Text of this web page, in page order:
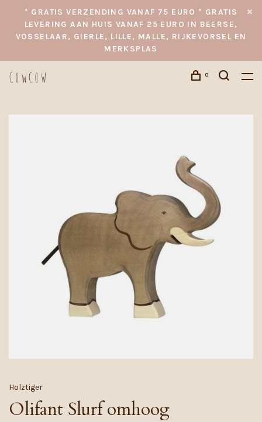
* GRATIS VERZENDING VANAF 75 EURO * GRATIS
LEVERING AAN HUIS VANAF 25 EURO IN BEERSE,
VOSSELAAR, GIERLE, LILLE, MALLE, RIJKEVORSEL EN
MERKSPLAS
0
Holztiger
Olifant Slurf omhoog